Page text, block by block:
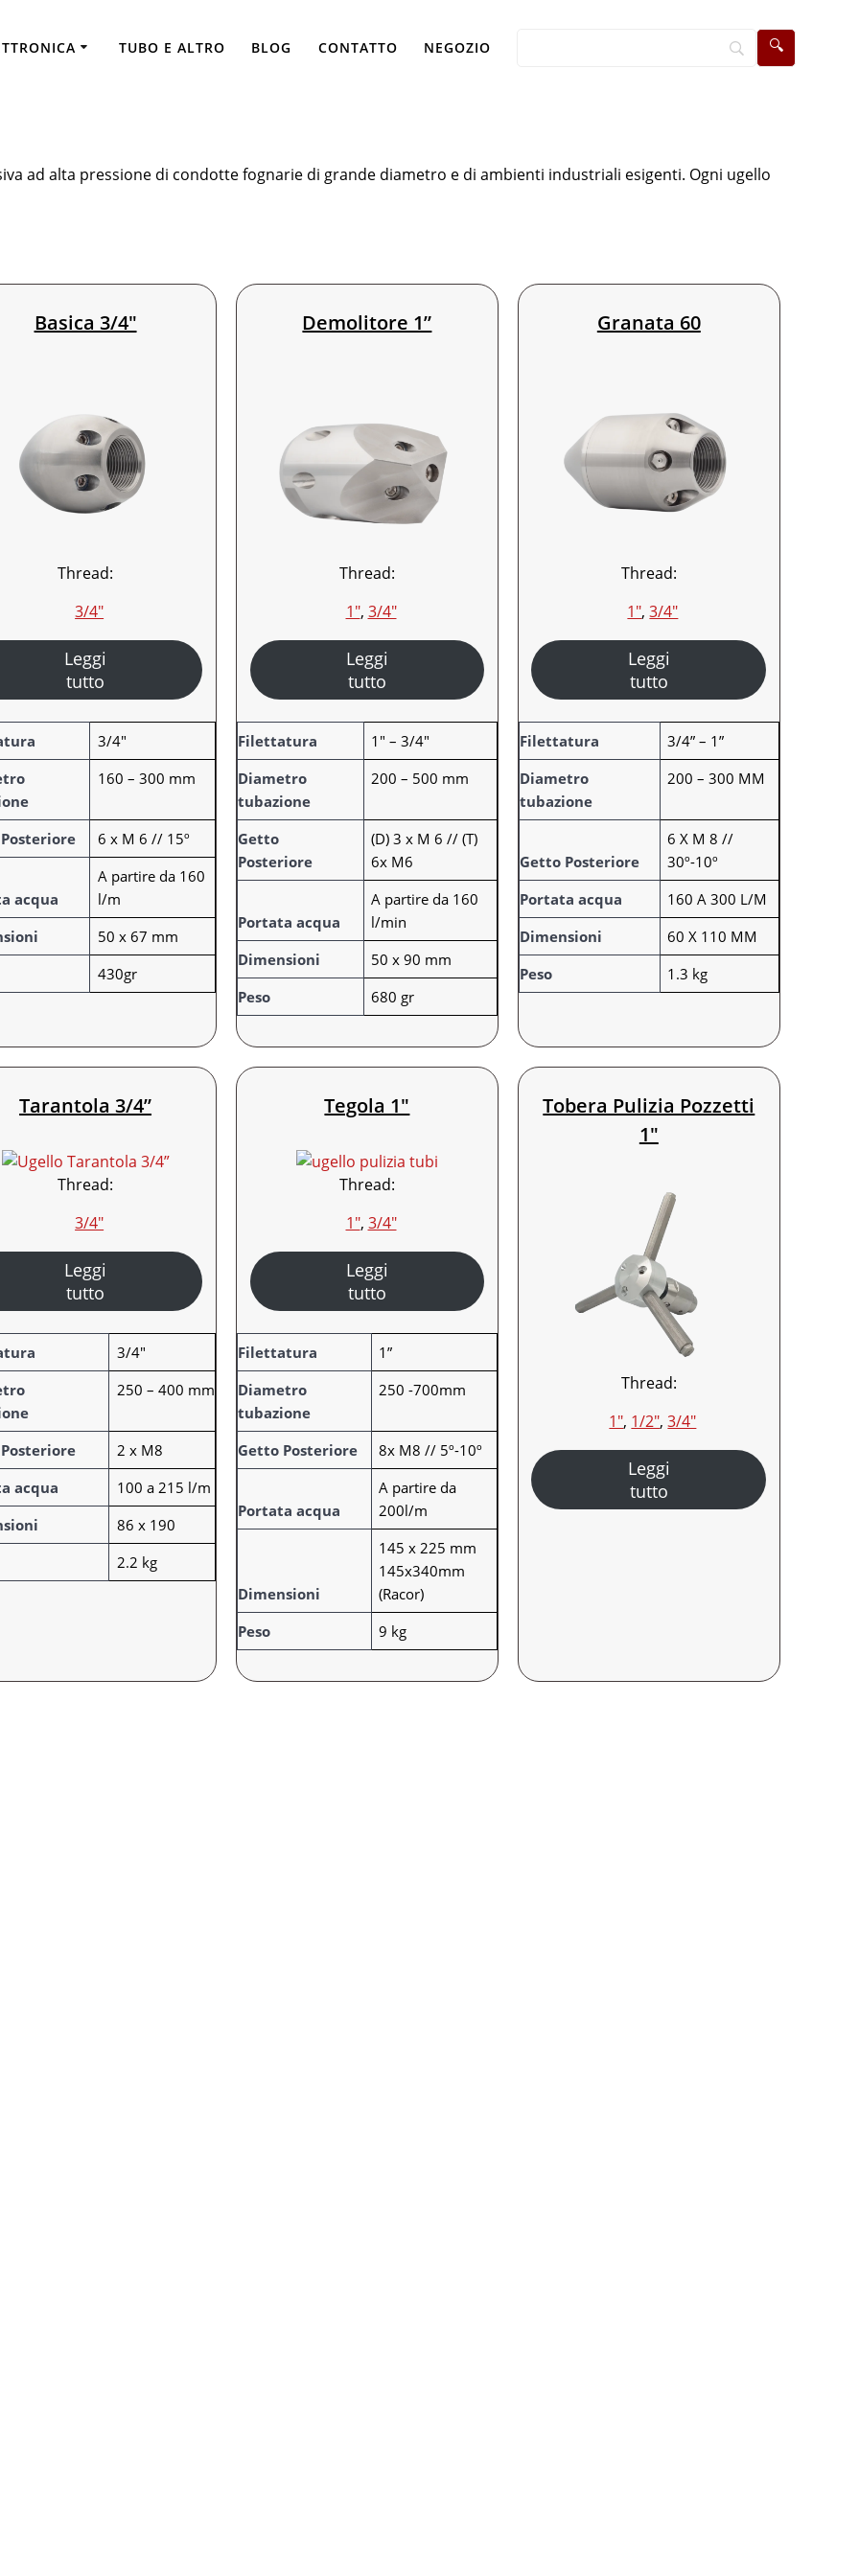
TUBO E ALTRO BLOG CONTATTO NEGOZIO
ad alta pressione di condotte fognarie di grande diametro e di ambienti industriali esigenti. Ogni ugello
resistenza alla corrosione e prestazioni idrauliche stabili ad alta pressione.
Basica 3/4″
Thread:
3/4″
Leggi
tutto
3/4"
160 – 300 mm
6 x M 6 // 15º
acqua
A partire da 160
l/m
50 x 67 mm
430gr
Demolitore 1”
Thread:
1″, 3/4″
Leggi
tutto
A
t
t
r
i
b
u
i
V
a
l
o
e
Filettatura
1" – 3/4"
Diametro
tubazione
200 – 500 mm
Getto
Posteriore
(D) 3 x M 6 // (T)
6x M6
Portata acqua
A partire da 160
l/min
Dimensioni
50 x 90 mm
Peso
680 gr
Granata 60
Thread:
1″, 3/4″
Leggi
tutto
A
t
t
r
b
u
t
i
V
l
o
r
e
Filettatura
3/4” – 1”
Diametro
tubazione
200 – 300 MM
Getto Posteriore
6 X M 8 //
30º-10º
Portata acqua
160 A 300 L/M
Dimensioni
60 X 110 MM
Peso
1.3 kg
Tarantola 3/4”
Thread:
3/4″
Leggi
tutto
3/4"
250 – 400 mm
2 x M8
acqua
100 a 215 l/m
86 x 190
2.2 kg
Tegola 1″
Thread:
1″, 3/4″
Leggi
tutto
A
t
t
r
i
b
t
i
V
a
l
r
e
Filettatura
1”
Diametro
tubazione
250 -700mm
Getto Posteriore 8x M8 // 5º-10º
Portata acqua
A partire da
200l/m
Dimensioni
145 x 225 mm
145x340mm
(Racor)
Peso
9 kg
Tobera Pulizia Pozzetti
1″
Thread:
1″, 1/2″, 3/4″
Leggi
tutto